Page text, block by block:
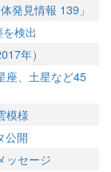
発見情報 139」
検出
年）
座、土星など45
模様
公開
ッセージ